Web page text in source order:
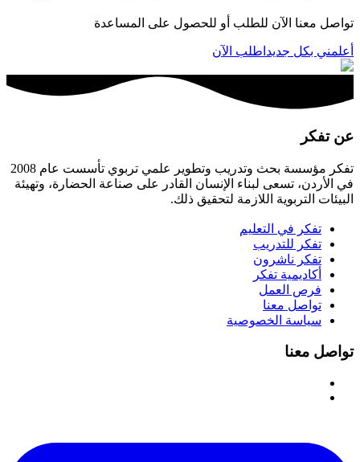
تواصل معنا الآن للطلب أو للحصول على المساعدة
أعلمني بكل جديد اطلب الآن
عن تفكر
تفكر مؤسسة بحث وتدريب وتطوير علمي تربوي تأسست عام 2008
في الأردن، تسعى لبناء الإنسان القادر على صناعة الحضارة، وتهيئة
البيئات التربوية اللازمة لتحقيق ذلك.
تفكر في التعليم
تفكر للتدريب
تفكر ناشرون
أكاديمية تفكر
فرص العمل
تواصل معنا
سياسة الخصوصية
تواصل معنا